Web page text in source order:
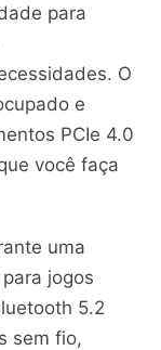
para
O
e
PCIe 4.0
você faça
uma
jogos
5.2
sem fio,